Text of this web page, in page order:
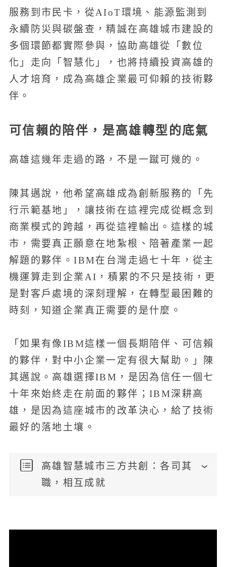
服務到市民卡，從AIoT環境、能源監測到
永續防災與碳盤查，精誠在高雄城市建設的
多個環節都實際參與，協助高雄從「數位
化」走向「智慧化」，也將持續投資高雄的
人才培育，成為高雄企業最可仰賴的技術夥
伴。
可信賴的陪伴，是高雄轉型的底氣
高雄這幾年走過的路，不是一蹴可幾的。
陳其邁說，他希望高雄成為創新服務的「先
行示範基地」，讓技術在這裡完成從概念到
商業模式的跨越，再從這裡輸出。這樣的城
市，需要真正願意在地紮根、陪著產業一起
解題的夥伴。IBM在台灣走過七十年，從主
機運算走到企業AI，積累的不只是技術，更
是對客戶處境的深刻理解，在轉型最困難的
時刻，知道企業真正需要的是什麼。
「如果有像IBM這樣一個長期陪伴、可信賴
的夥伴，對中小企業一定有很大幫助。」陳
其邁說。高雄選擇IBM，是因為信任一個七
十年來始終走在前面的夥伴；IBM深耕高
雄，是因為這座城市的改革決心，給了技術
最好的落地土壤。
高雄智慧城市三方共創：各司其
職，相互成就